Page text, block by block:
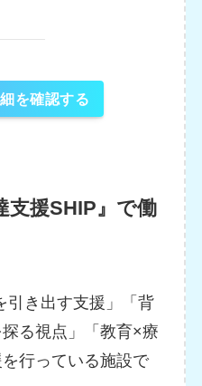
を確認する
支援SHIP』で働
引き出す支援」「背
る視点」「教育×療
行っている施設で